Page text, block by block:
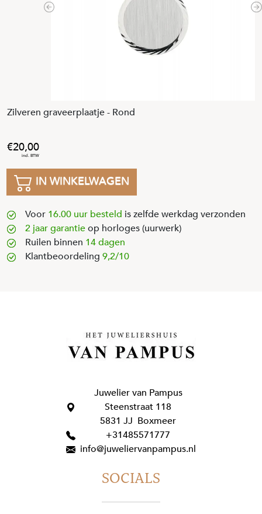
Previous
Zilveren graveerplaatje - Rond
20,00
IN WINKELWAGEN
Voor 16.00 uur besteld is zelfde werkdag verzonden
2 jaar garantieop horloges (uurwerk)
Ruilen binnen 14 dagen
Klantbeoordeling 9,2/10
Juwelier van Pampus
Steenstraat 118
5831 JJ Boxmeer
+31485571777
info@juweliervanpampus.nl
SOCIALS